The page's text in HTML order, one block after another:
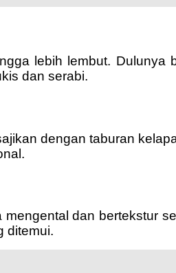
lebih lembut. Dulunya
dan serabi.
dengan taburan
dan bertekstur
ditemui.